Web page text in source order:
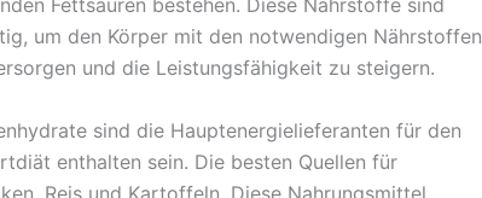
Fettsäuren bestehen. Diese Nährstoffe sind
um den Körper mit den notwendigen Nährstoffen
und die Leistungsfähigkeit zu steigern.
sind die Hauptenergielieferanten für den
enthalten sein. Die besten Quellen für
Reis und Kartoffeln. Diese Nahrungsmittel